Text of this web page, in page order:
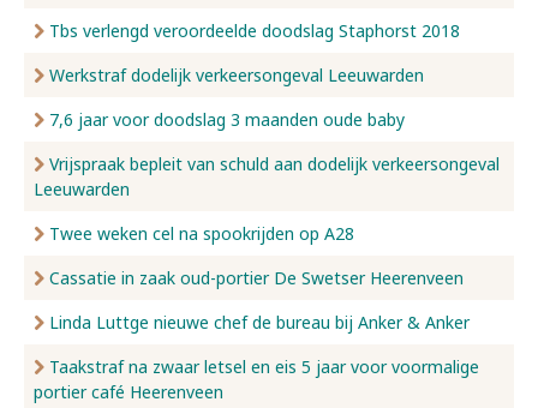
Tbs verlengd veroordeelde doodslag Staphorst 2018
Werkstraf dodelijk verkeersongeval Leeuwarden
7,6 jaar voor doodslag 3 maanden oude baby
Vrijspraak bepleit van schuld aan dodelijk verkeersongeval
Leeuwarden
Twee weken cel na spookrijden op A28
Cassatie in zaak oud-portier De Swetser Heerenveen
Linda Luttge nieuwe chef de bureau bij Anker & Anker
Taakstraf na zwaar letsel en eis 5 jaar voor voormalige
portier café Heerenveen